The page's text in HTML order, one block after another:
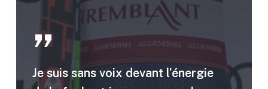
”
Je suis sans voix devant l’énergie